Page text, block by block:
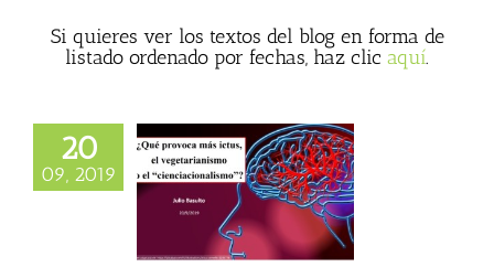
Si quieres ver los textos del blog en forma de
listado ordenado por fechas, haz clic aquí.
20
09, 2019
más ictus, el
o el